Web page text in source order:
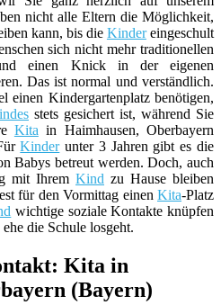
nicht alle Eltern die Möglichkeit,
kann, bis die Kindereingeschult
sich nicht mehr traditionellen
einen Knick in der eigenen
Das ist normal und verständlich.
einen Kindergartenplatz benötigen,
stets gesichert ist, während Sie
Kita in Haimhausen, Oberbayern
Kinderunter 3 Jahren gibt es die
Babys betreut werden. Doch, auch
mit Ihrem Kind zu Hause bleiben
für den Vormittag einen Kita-Platz
wichtige soziale Kontakte knüpfen
die Schule losgeht.
Kita in
(Bayern)